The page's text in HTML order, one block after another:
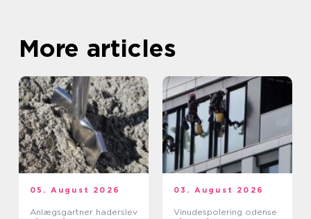
More articles
05. August 2026
Anlægsgartner haderslev
03. August 2026
Vinudespolering odense